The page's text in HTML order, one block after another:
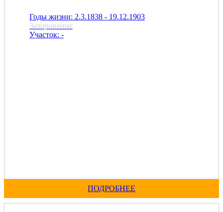
Годы жизни: 2.3.1838 - 19.12.1903
Захоронение
Участок: -
ПОДРОБНЕЕ